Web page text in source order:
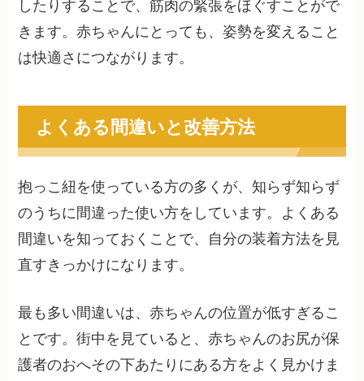
したりすることで、筋肉の緊張をほぐすことがで
きます。赤ちゃんにとっても、姿勢を変えること
は快適さにつながります。
よくある間違いと改善方法
抱っこ紐を使っている方の多くが、知らず知らず
のうちに間違った使い方をしています。よくある
間違いを知っておくことで、自分の装着方法を見
直すきっかけになります。
最も多い間違いは、赤ちゃんの位置が低すぎるこ
とです。街中を見ていると、赤ちゃんのお尻が保
護者のおへその下あたりにある方をよく見かけま